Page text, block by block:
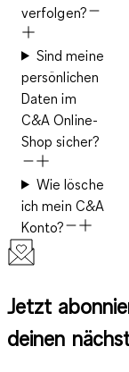
verfolgen?
Sind meine
persönlichen
Daten im
C&A Online-
Shop sicher?
Wie lösche
ich mein C&A
Konto?
Jetzt
deinen